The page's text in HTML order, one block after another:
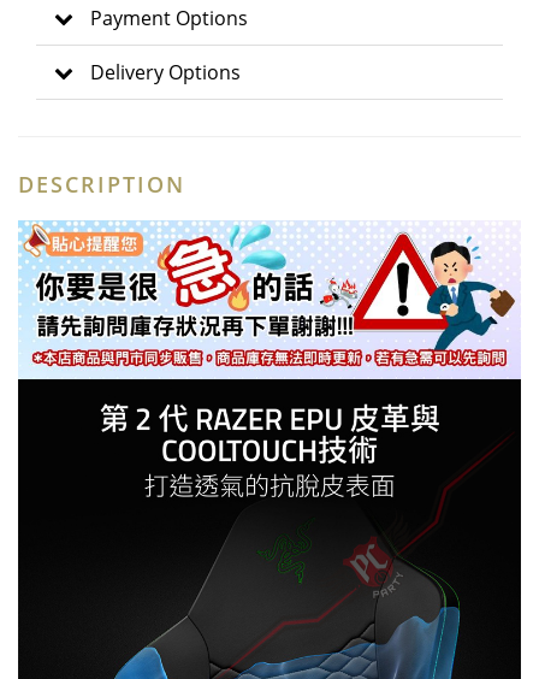
Payment Options
Delivery Options
DESCRIPTION